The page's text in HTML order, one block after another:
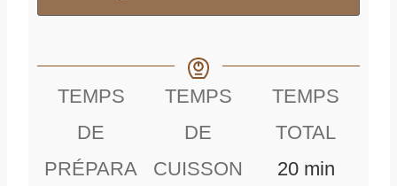
TEMPS
DE
PRÉPARA
TEMPS
DE
CUISSON
TEMPS
TOTAL
20mmin